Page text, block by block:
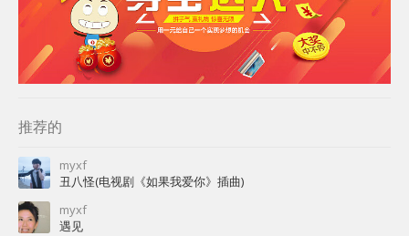
推荐的
myxf
丑八怪(电视剧《如果我爱你》插曲)
myxf
遇见